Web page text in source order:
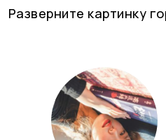
Разверните картинку